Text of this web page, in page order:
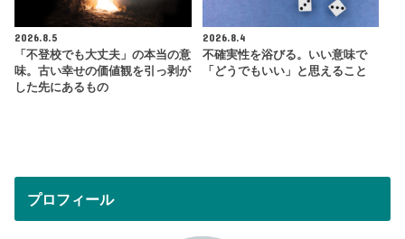
2026.8.5
「不登校でも大丈夫」の本当の意
味。古い幸せの価値観を引っ剥が
した先にあるもの
2026.8.4
不確実性を浴びる。いい意味で
「どうでもいい」と思えること
プロフィール